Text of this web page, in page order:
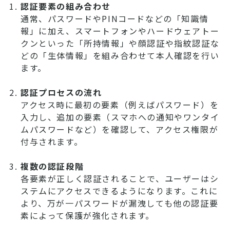
認証要素の組み合わせ
通常、パスワードやPINコードなどの「知識情
報」に加え、スマートフォンやハードウェアトー
クンといった「所持情報」や顔認証や指紋認証な
どの「生体情報」を組み合わせて本人確認を行い
ます。
認証プロセスの流れ
アクセス時に最初の要素（例えばパスワード）を
入力し、追加の要素（スマホへの通知やワンタイ
ムパスワードなど）を確認して、アクセス権限が
付与されます。
複数の認証段階
各要素が正しく認証されることで、ユーザーはシ
ステムにアクセスできるようになります。これに
より、万が一パスワードが漏洩しても他の認証要
素によって保護が強化されます。